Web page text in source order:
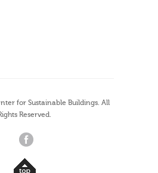
for Sustainable Buildings. All
Reserved.